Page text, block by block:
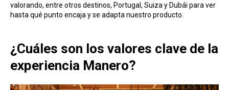
valorando, entre otros destinos, Portugal, Suiza y Dubái para ver
hasta qué punto encaja y se adapta nuestro producto.
¿Cuáles son los valores clave de la
experiencia Manero?